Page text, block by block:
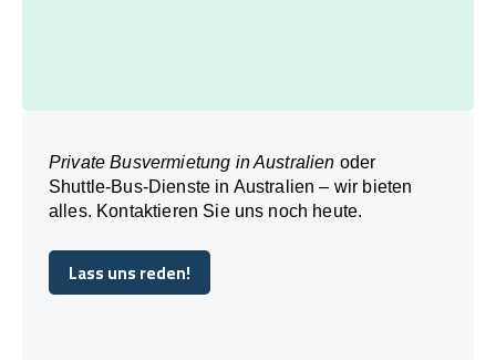
Private Busvermietung in Australien oder
Shuttle-Bus-Dienste in Australien – wir bieten
alles. Kontaktieren Sie uns noch heute.
Lass uns reden!
Lass uns reden!